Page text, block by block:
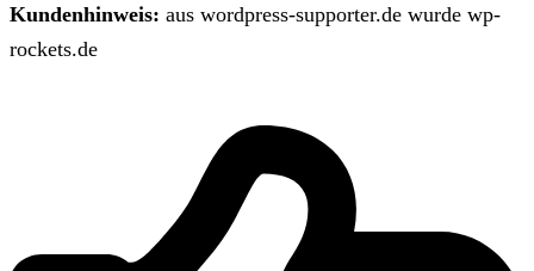
Kundenhinweis: aus wordpress-supporter.de wurde wp-
rockets.de